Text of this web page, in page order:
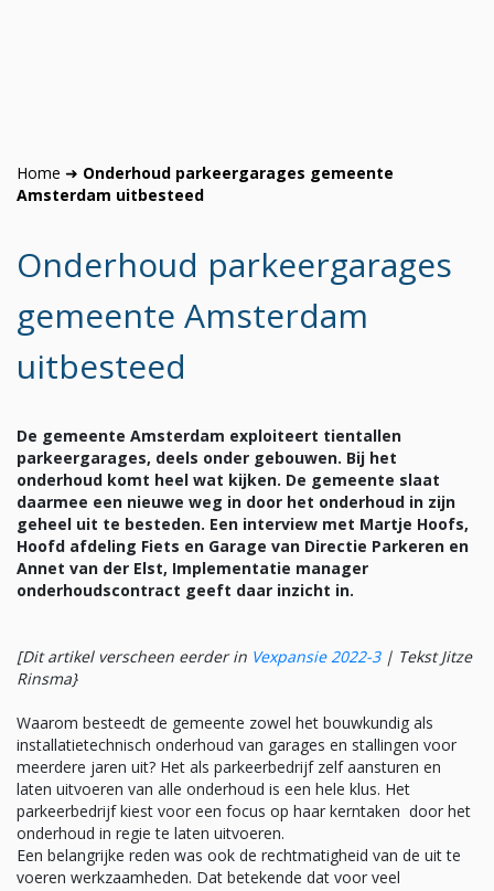
Home ➜ Onderhoud parkeergarages gemeente
Amsterdam uitbesteed
Onderhoud parkeergarages
gemeente Amsterdam
uitbesteed
De gemeente Amsterdam exploiteert tientallen
parkeergarages, deels onder gebouwen. Bij het
onderhoud komt heel wat kijken. De gemeente slaat
daarmee een nieuwe weg in door het onderhoud in zijn
geheel uit te besteden. Een interview met Martje Hoofs,
Hoofd afdeling Fiets en Garage van Directie Parkeren en
Annet van der Elst, Implementatie manager
onderhoudscontract geeft daar inzicht in.
[Dit artikel verscheen eerder in Vexpansie 2022-3| Tekst Jitze
Rinsma}
Waarom besteedt de gemeente zowel het bouwkundig als
installatietechnisch onderhoud van garages en stallingen voor
meerdere jaren uit? Het als parkeerbedrijf zelf aansturen en
laten uitvoeren van alle onderhoud is een hele klus. Het
parkeerbedrijf kiest voor een focus op haar kerntaken door het
onderhoud in regie te laten uitvoeren.
Een belangrijke reden was ook de rechtmatigheid van de uit te
voeren werkzaamheden. Dat betekende dat voor veel